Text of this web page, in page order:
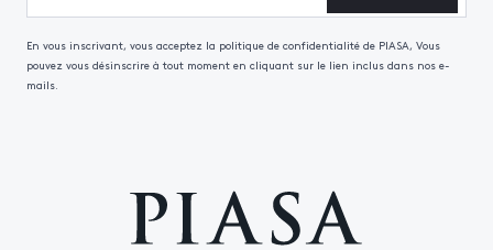
En vous inscrivant, vous acceptez la politique de confidentialité de PIASA, Vous
pouvez vous désinscrire à tout moment en cliquant sur le lien inclus dans nos e-
mails.